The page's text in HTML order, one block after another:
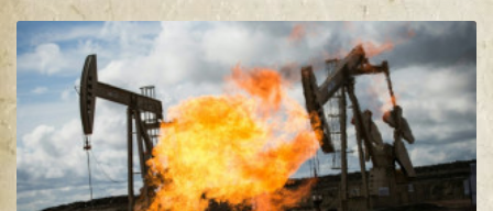
Im Vorjahr waren knapp 16 Millionen Hektar abgebrannt, das
war der bisherige Höchststand.